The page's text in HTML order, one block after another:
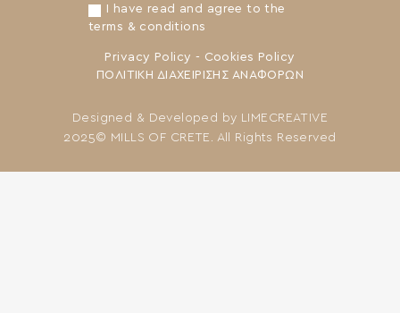
I have read and agree to the
terms & conditions
Privacy Policy - Cookies Policy
ΠΟΛΙΤΙΚΗ ΔΙΑΧΕΙΡΙΣΗΣ ΑΝΑΦΟΡΩΝ
2025© MILLS OF CRETE. All Rights Reserved
Designed & Developed by LIMECREATIVE